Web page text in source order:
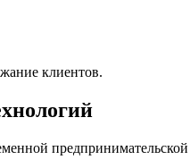
клиентов.
предпринимательской